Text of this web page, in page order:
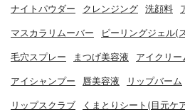
ナイトパウダー クレンジング 洗顔料
マスカラリムーバー ピーリングジェル(
毛穴スプレー まつげ美容液 アイクリー
アイシャンプー 唇美容液 リップバーム
リップスクラブ くまとりシート(目元ケ